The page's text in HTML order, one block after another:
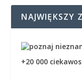
NAJWIĘKSZY
+20 000